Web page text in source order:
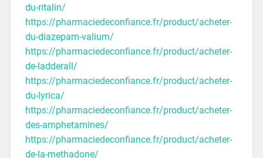
du-ritalin/
https://pharmaciedeconfiance.fr/product/acheter-
du-diazepam-valium/
https://pharmaciedeconfiance.fr/product/acheter-
de-ladderall/
https://pharmaciedeconfiance.fr/product/acheter-
du-lyrica/
https://pharmaciedeconfiance.fr/product/acheter-
des-amphetamines/
https://pharmaciedeconfiance.fr/product/acheter-
de-la-methadone/